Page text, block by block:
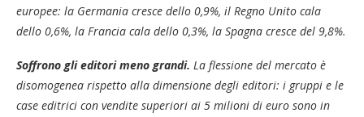
europee: la Germania cresce dello 0,9%, il Regno Unito cala
dello 0,6%, la Francia cala dello 0,3%, la Spagna cresce del 9,8%.
Soffrono gli editori meno grandi. La flessione del mercato è
disomogenea rispetto alla dimensione degli editori: i gruppi e le
case editrici con vendite superiori ai 5 milioni di euro sono in